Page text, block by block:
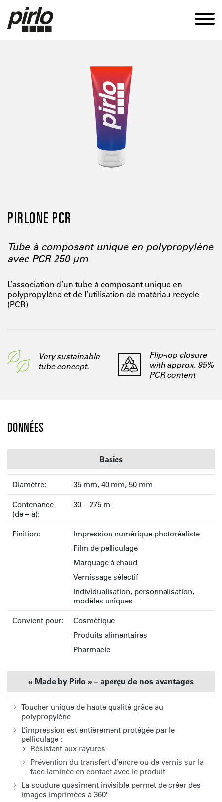
BRANCHES
PIRLONE PCR
Tube à composant unique en polypropylène
avec PCR 250 μm
L’association d’un tube à composant unique en
polypropylène et de l’utilisation de matériau recyclé
(PCR)
Very sustainable
tube concept.
Flip-top closure
with approx. 95%
PCR content
DONNÉES
Basics
Diamètre: 35 mm, 40 mm, 50 mm
Contenance
(de – à):
30 – 275 ml
Finition:
Impression numérique photoréaliste
Film de pelliculage
Marquage à chaud
Vernissage sélectif
Individualisation, personnalisation,
modèles uniques
Convient pour:
Cosmétique
Produits alimentaires
Pharmacie
« Made by Pirlo » – aperçu de nos avantages
Toucher unique de haute qualité grâce au
polypropylène
L’impression est entièrement protégée par le
pelliculage :
Résistant aux rayures
Prévention du transfert d’encre ou de vernis sur la
face laminée en contact avec le produit
La soudure quasiment invisible permet de créer des
images imprimées à 360°